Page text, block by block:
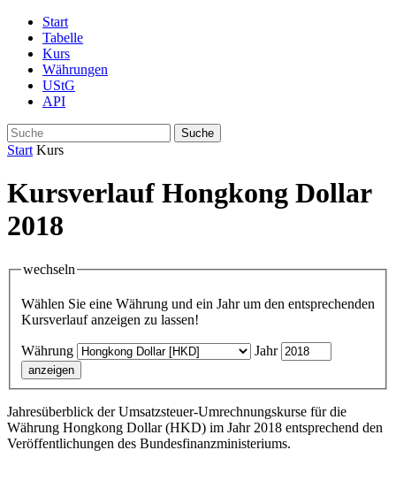
Start
Tabelle
Kurs
Währungen
UStG
API
Suche
Start Kurs
Kursverlauf Hongkong Dollar
2018
wechseln
Wählen Sie eine Währung und ein Jahr um den entsprechenden
Kursverlauf anzeigen zu lassen!
Währung Jahr
Jahresüberblick der Umsatzsteuer-Umrechnungskurse für die
Währung Hongkong Dollar (HKD) im Jahr 2018 entsprechend den
Veröffentlichungen des Bundesfinanzministeriums.